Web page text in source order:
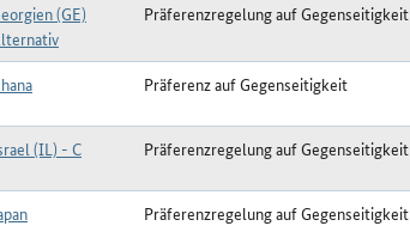
(GE)
Präferenzregelung auf Gegenseitigkeit
Präferenz auf Gegenseitigkeit
(IL) - C Präferenzregelung auf Gegenseitigkeit
Präferenzregelung auf Gegenseitigkeit